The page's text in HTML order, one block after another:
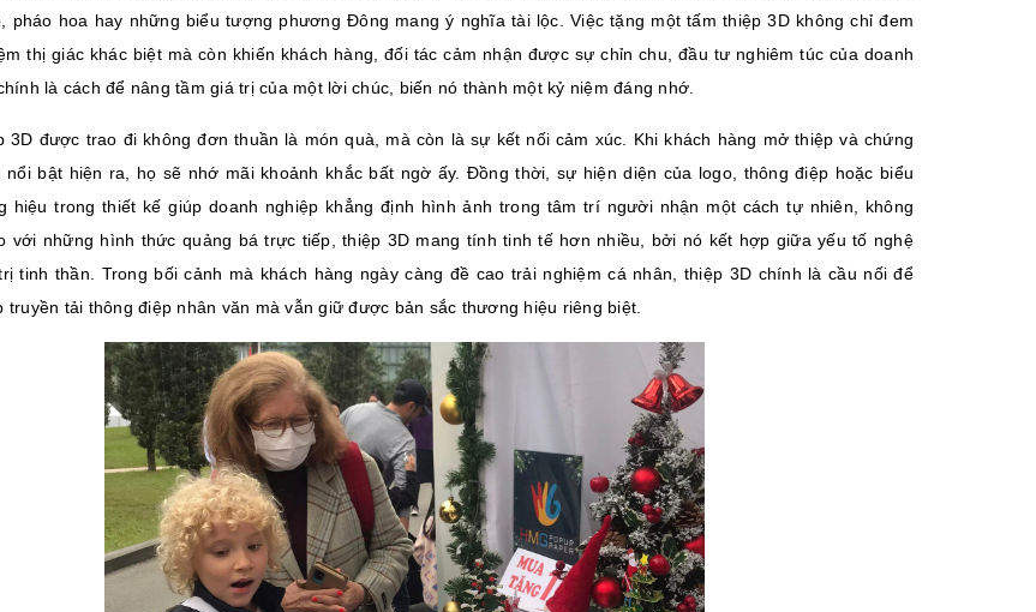
pháo hoa hay những biểu tượng phương Đông mang ý nghĩa tài lộc. Việc tặng một tấm thiệp 3D không chỉ đem
thị giác khác biệt mà còn khiến khách hàng, đối tác cảm nhận được sự chỉn chu, đầu tư nghiêm túc của doanh
là cách để nâng tầm giá trị của một lời chúc, biến nó thành một kỷ niệm đáng nhớ.
3D được trao đi không đơn thuần là món quà, mà còn là sự kết nối cảm xúc. Khi khách hàng mở thiệp và chứng
nổi bật hiện ra, họ sẽ nhớ mãi khoảnh khắc bất ngờ ấy. Đồng thời, sự hiện diện của logo, thông điệp hoặc biểu
hiệu trong thiết kế giúp doanh nghiệp khẳng định hình ảnh trong tâm trí người nhận một cách tự nhiên, không
với những hình thức quảng bá trực tiếp, thiệp 3D mang tính tinh tế hơn nhiều, bởi nó kết hợp giữa yếu tố nghệ
tinh thần. Trong bối cảnh mà khách hàng ngày càng đề cao trải nghiệm cá nhân, thiệp 3D chính là cầu nối để
truyền tải thông điệp nhân văn mà vẫn giữ được bản sắc thương hiệu riêng biệt.